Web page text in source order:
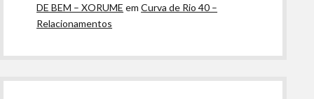
DE BEM – XORUME emCurva de Rio 40 –
Relacionamentos